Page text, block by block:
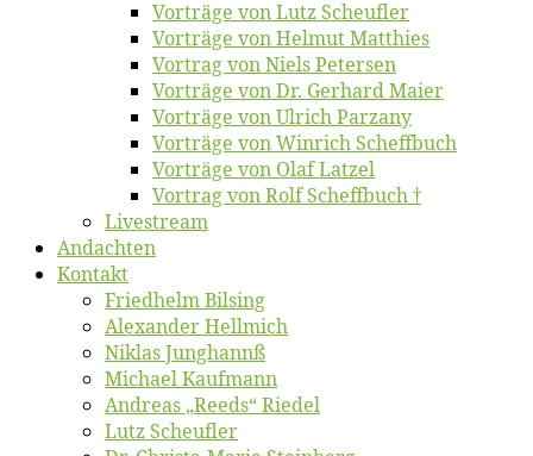
Vor­trä­ge von Lutz Scheufler
Vor­trä­ge von Hel­mut Matthies
Vor­trag von Niels Petersen
Vor­trä­ge von Dr. Ger­hard Maier
Vor­trä­ge von Ul­rich Parzany
Vor­trä­ge von Win­rich Scheffbuch
Vor­trä­ge von Olaf Latzel
Vor­trag von Rolf Scheffbuch †
Live­stream
An­dach­ten
Kon­takt
Fried­helm Bilsing
Alex­an­der Hellmich
Ni­klas Junghannß
Mi­cha­el Kaufmann
An­dre­as „Reeds“ Riedel
Lutz Scheuf­ler